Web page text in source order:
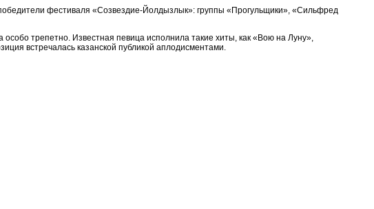
фестиваля «Созвездие-Йолдызлык»: группы «Прогульщики», «Сильфред
особо трепетно. Известная певица исполнила такие хиты, как «Вою на Луну»,
встречалась казанской публикой аплодисментами.